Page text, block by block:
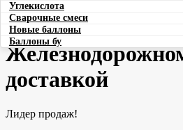
Углекислота
Сварочные смеси
Новые баллоны
Баллоны бу
40 литров в
доставкой
Лидер продаж!